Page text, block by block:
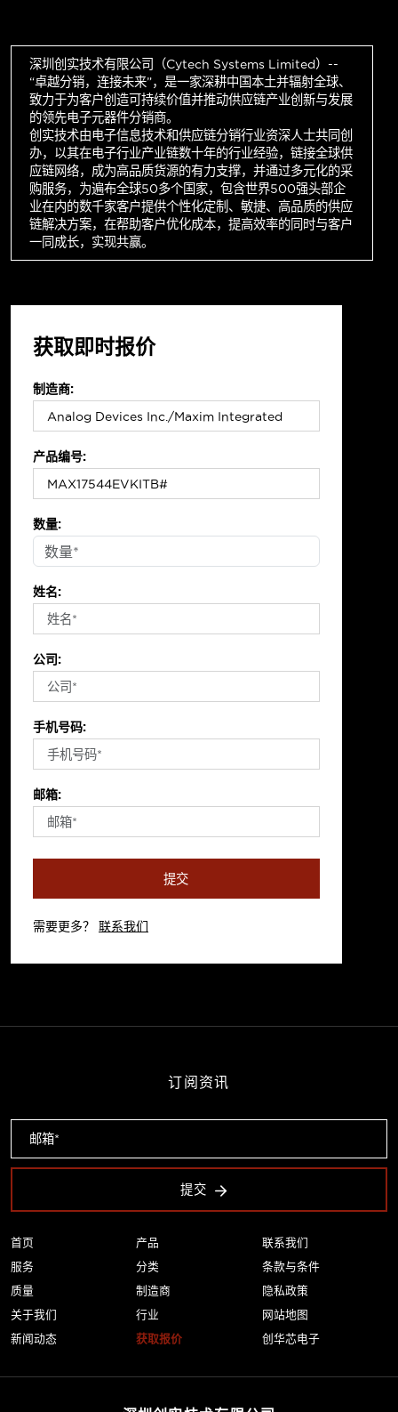
深圳创实技术有限公司（Cytech Systems Limited）--
“卓越分销，连接未来”，是一家深耕中国本土并辐射全球、
致力于为客户创造可持续价值并推动供应链产业创新与发展
的领先电子元器件分销商。
创实技术由电子信息技术和供应链分销行业资深人士共同创
办，以其在电子行业产业链数十年的行业经验，链接全球供
应链网络，成为高品质货源的有力支撑，并通过多元化的采
购服务，为遍布全球50多个国家，包含世界500强头部企
业在内的数千家客户提供个性化定制、敏捷、高品质的供应
链解决方案，在帮助客户优化成本，提高效率的同时与客户
一同成长，实现共赢。
获取即时报价
制造商:
产品编号:
数量:
姓名:
公司:
手机号码:
邮箱:
提交
需要更多？ 联系我们
首页
服务
质量
关于我们
新闻动态
产品
分类
制造商
行业
获取报价
联系我们
条款与条件
隐私政策
网站地图
创华芯电子
订阅资讯
提交